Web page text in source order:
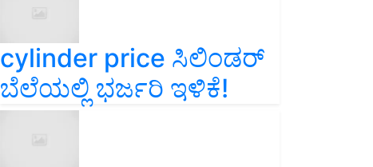
cylinder price ಸಿಲಿಂಡರ್‌
ಬೆಲೆಯಲ್ಲಿ ಭರ್ಜರಿ ಇಳಿಕೆ!